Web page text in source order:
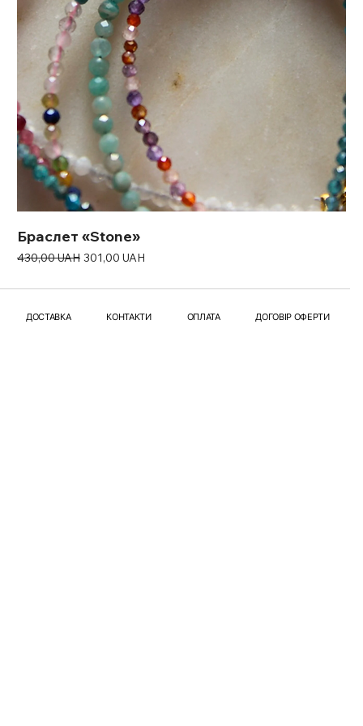
Браслет «Stone»
Звичайна ціна
430,00 UAH За розпродажем
301,00 UAH
ДОСТАВКА КОНТАКТИ ОПЛАТА ДОГОВІР ОФЕРТИ